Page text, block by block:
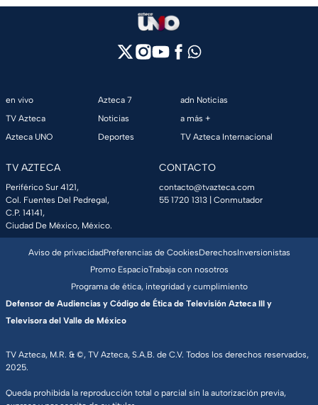
en vivo
TV Azteca
Azteca UNO
Azteca 7
Noticias
Deportes
adn Noticias
a más +
TV Azteca Internacional
TV AZTECA
Periférico Sur 4121,
Col. Fuentes Del Pedregal,
C.P. 14141,
Ciudad De México, México.
CONTACTO
contacto@tvazteca.com
55 1720 1313 | Conmutador
TV Azteca, M.R. & ©, TV Azteca, S.A.B. de C.V. Todos los derechos reservados,
2025.
Queda prohibida la reproducción total o parcial sin la autorización previa,
Aviso de privacidadPreferencias de CookiesDerechosInversionistas
Promo EspacioTrabaja con nosotros
Programa de ética, integridad y cumplimiento
Defensor de Audiencias y Código de Ética de Televisión Azteca III y
Televisora del Valle de México